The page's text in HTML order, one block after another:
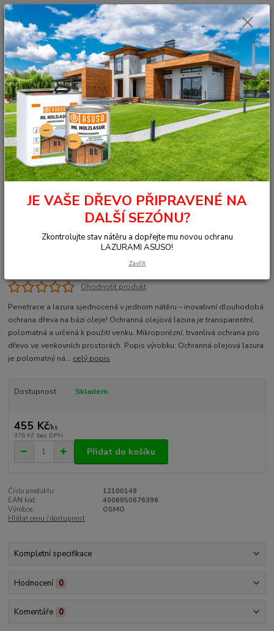
Menu
Hledat
+420 377 441 961 0ks
za 0,00 Kč
Úvod OSMO - přírodní oleje Na dřevo ven Fasády
Ochranná
olejová lazura
905 Ochranná olejová lazura, Patina 0,125 l
905 Ochranná olejová lazura,
Patina 0,125 l
Ohodnotit produkt
Penetrace a lazura sjednocená v jednom nátěru – inovativní dlouhodobá
ochrana dřeva na bázi oleje! Ochranná olejová lazura je transparentní,
polomatná a určená k použití venku. Mikroporézní, trvanlivá ochrana pro
dřevo ve venkovních prostorách. Popis výrobku: Ochranná olejová lazura
je polomatný ná... celý popis
Dostupnost Skladem
455 Kč/ks
376 Kč bez DPH
Přidat do košíku
Číslo produktu:
12100149
EAN kód:
4006850876396
Výrobce:
OSMO
Hlídat cenu / dostupnost
Kompletní specifikace
Hodnocení 0
Komentáře 0
JE VAŠE DŘEVO PŘIPRAVENÉ NA
DALŠÍ SEZÓNU?
Zkontrolujte stav nátěru a dopřejte mu novou ochranu
LAZURAMI ASUSO!
Zavřít